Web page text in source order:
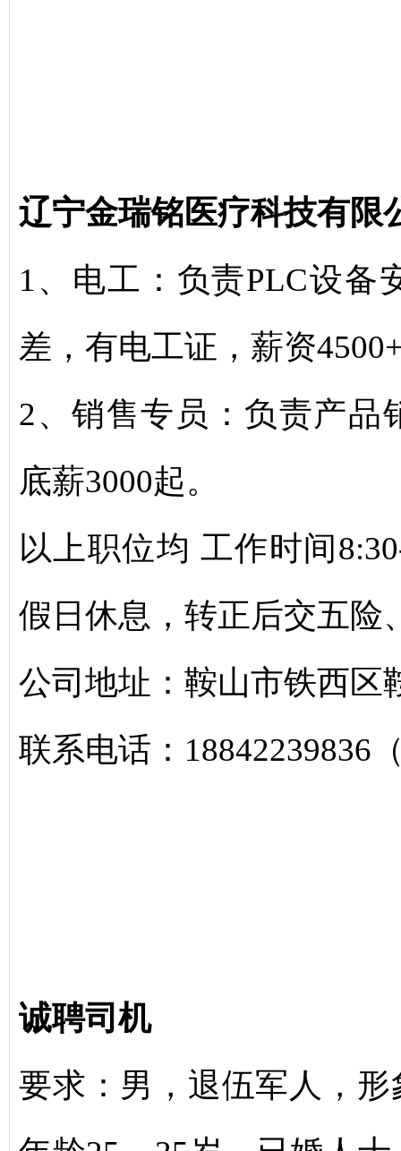
辽宁金瑞铭医疗科技有限
1、电工：负责PLC设备
差，有电工证，薪资
2、销售专员：负责产品
底薪3000起。
以上职位均 工作时间
假日休息，转正后交五险
公司地址：鞍山市铁西区
联系电话：18842239836
诚聘司机
要求：男，退伍军人，